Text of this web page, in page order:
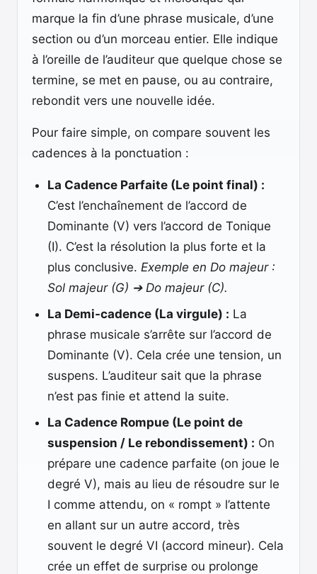
marque la fin d’une phrase musicale, d’une
section ou d’un morceau entier. Elle indique
à l’oreille de l’auditeur que quelque chose se
termine, se met en pause, ou au contraire,
rebondit vers une nouvelle idée.
Pour faire simple, on compare souvent les
cadences à la ponctuation :
La Cadence Parfaite (Le point final) :
C’est l’enchaînement de l’accord de
Dominante (V) vers l’accord de Tonique
(I). C’est la résolution la plus forte et la
plus conclusive. Exemple en Do majeur :
Sol majeur (G) ➔ Do majeur (C).
La Demi-cadence (La virgule) : La
phrase musicale s’arrête sur l’accord de
Dominante (V). Cela crée une tension, un
suspens. L’auditeur sait que la phrase
n’est pas finie et attend la suite.
La Cadence Rompue (Le point de
suspension / Le rebondissement) : On
prépare une cadence parfaite (on joue le
degré V), mais au lieu de résoudre sur le
I comme attendu, on « rompt » l’attente
en allant sur un autre accord, très
souvent le degré VI (accord mineur). Cela
crée un effet de surprise ou prolonge